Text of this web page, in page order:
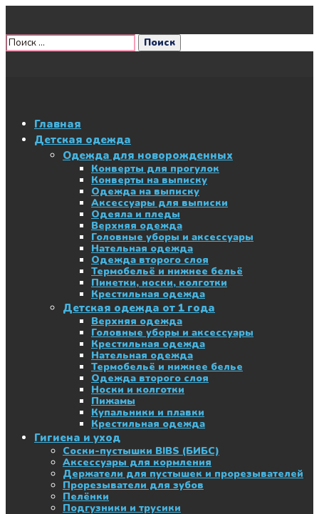
Главная
Детская одежда
Одежда для новорожденных
Конверты для прогулок
Конверты на выписку
Одежда на выписку
Аксессуары для выписки
Одеяла и пледы
Верхняя одежда
Головные уборы и аксессуары
Нательная одежда
Одежда второго слоя
Термобельё и нижнее бельё
Пинетки, носки, колготки
Крестильная одежда
Детская одежда от 1 года
Верхняя одежда
Головные уборы и аксессуары
Крестильная одежда
Нательная одежда
Термобельё и нижнее белье
Одежда второго слоя
Носки и колготки
Пижамы
Купальники и плавки
Крестильная одежда
Гигиена и уход
Соски-пустышки BIBS (БИБС)
Аксессуары для кормления
Держатели для пустышек и прорезывателей
Прорезыватели для зубов
Пелёнки
Подгузники и трусики